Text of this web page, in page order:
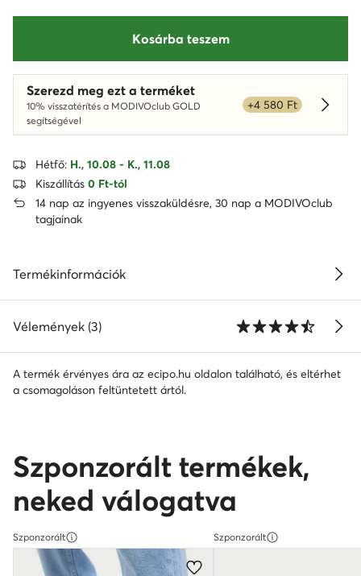
Kosárba teszem
Szerezd meg ezt a terméket
10% visszatérítés a MODIVOclub GOLD
segítségével
+4 580 Ft
Hétfő: H., 10.08 - K., 11.08
Kiszállítás 0 Ft-tól
14 nap az ingyenes visszaküldésre, 30 nap a MODIVOclub
tagjainak
Termékinformációk
Vélemények (3)
A termék érvényes ára az ecipo.hu oldalon található, és eltérhet
a csomagoláson feltüntetett ártól.
Szponzorált termékek,
neked válogatva
Szponzorált Szponzorált